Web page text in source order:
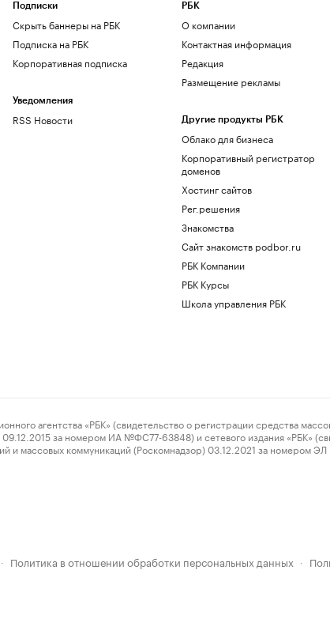
Подписки
Скрыть баннеры на РБК
Подписка на РБК
Корпоративная подписка
Уведомления
RSS Новости
РБК
О компании
Контактная информация
Редакция
Размещение рекламы
Другие продукты РБК
Облако для бизнеса
Корпоративный регистратор
доменов
Хостинг сайтов
Рег.решения
Знакомства
Сайт знакомств podbor.ru
РБК Компании
РБК Курсы
Школа управления РБК
«РБК» (свидетельство о регистрации средства
за номером ИА №ФС77-63848) и сетевого издания «РБК»
и массовых коммуникаций (Роскомнадзор) 03.12.2021 за номером
· Политика в отношении обработки персональных данных ·